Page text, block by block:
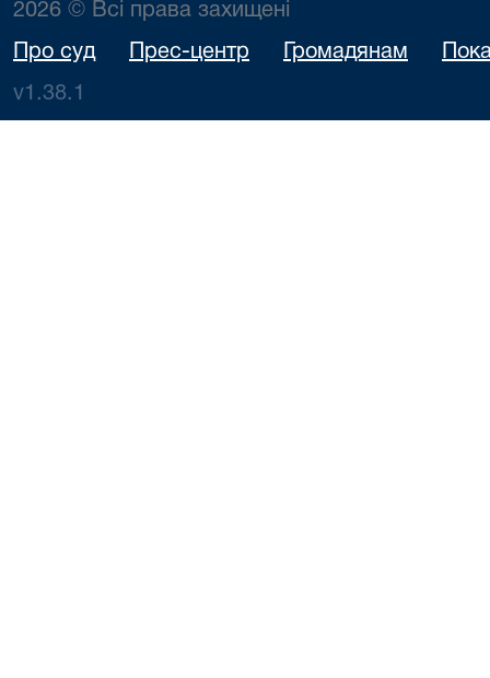
2026 © Всі права захищені
Про суд Прес-центр Громадянам
v1.38.1